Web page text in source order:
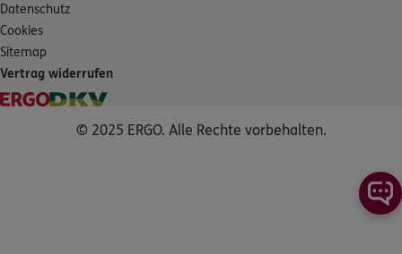
Datenschutz
Cookies
Sitemap
Vertrag widerrufen
© 2025 ERGO. Alle Rechte vorbehalten.